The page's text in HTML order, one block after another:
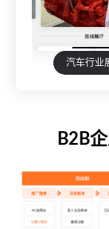
汽车行业
B2B